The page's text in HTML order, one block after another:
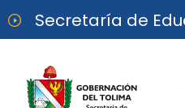
Secretaría de